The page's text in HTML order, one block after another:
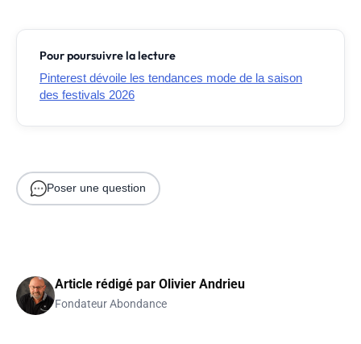
Pour poursuivre la lecture
Pinterest dévoile les tendances mode de la saison
des festivals 2026
Poser une question
Article rédigé par Olivier Andrieu
Fondateur Abondance